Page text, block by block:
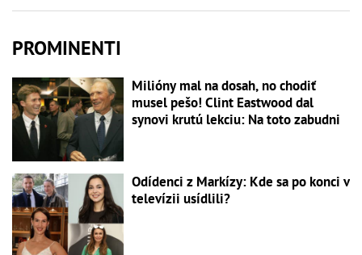
PROMINENTI
Milióny mal na dosah, no chodiť
musel pešo! Clint Eastwood dal
synovi krutú lekciu: Na toto zabudni
Odídenci z Markízy: Kde sa po konci v
televízii usídlili?